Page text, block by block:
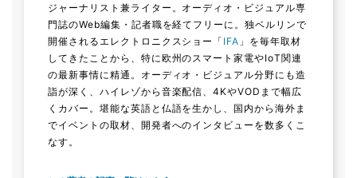
ジャーナリスト兼ライター。オーディオ・ビジュアル専
門誌のWeb編集・記者職を経てフリーに。独ベルリンで
開催されるエレクトロニクスショー「 IFA 」を毎年取材
してきたことから、特に欧州のスマート家電やIoT関連
の最新事情に精通。オーディオ・ビジュアル分野にも造
詣が深く、ハイレゾから音楽配信、4KやVODまで幅広
くカバー。堪能な英語と仏語を生かし、国内から海外ま
でイベントの取材、開発者へのインタビューを数多くこ
なす。